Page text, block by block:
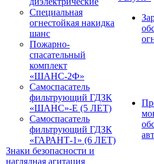
Специальная
огнестойкая накидка
шанс
Пожарно-
спасательный
комплект
«ШАНС-2Ф»
Самоспасатель
фильтрующий ГДЗК
«ШАНС»-Е (5 ЛЕТ)
Самоспасатель
фильтрующий ГДЗК
«ГАРАНТ-1» (6 ЛЕТ)
Знаки безопасности и
наглядная агитация